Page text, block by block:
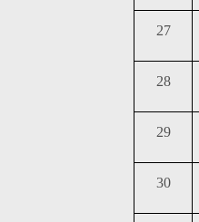
27
28
29
30